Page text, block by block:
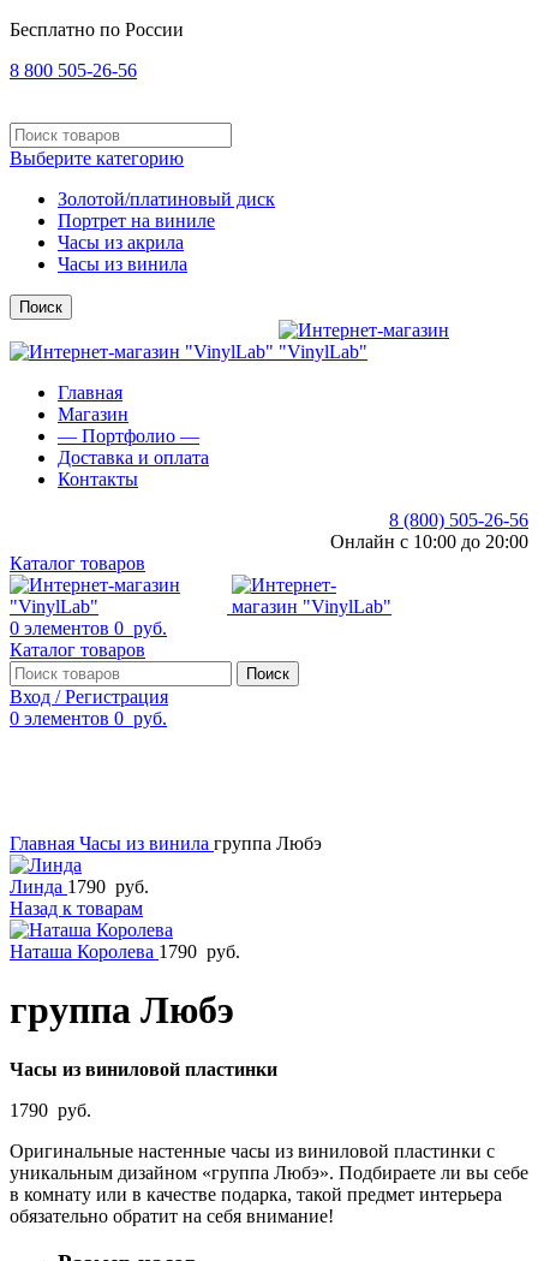
Бесплатно по России
8 800 505-26-56
Выберите категорию
Золотой/платиновый диск
Портрет на виниле
Часы из акрила
Часы из винила
Поиск
Главная
Магазин
— Портфолио —
Доставка и оплата
Контакты
8 (800) 505-26-56
Онлайн с 10:00 до 20:00
Каталог товаров
0 элементов 0 руб.
Каталог товаров
Поиск
Вход / Регистрация
0 элементов 0 руб.
Главная Часы из винила группа Любэ
Линда 1790 руб.
Назад к товарам
Наташа Королева 1790 руб.
группа Любэ
Часы из виниловой пластинки
1790 руб.
Оригинальные настенные часы из виниловой пластинки с
уникальным дизайном «группа Любэ». Подбираете ли вы себе
в комнату или в качестве подарка, такой предмет интерьера
обязательно обратит на себя внимание!